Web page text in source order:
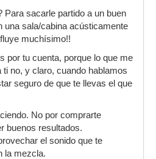
cosas. Y yo creo que,
unos 600-700€ al
quedarte con la opción
calidad/precio (VTB
el dinero para el salto
que recomendais si quieres
es decir tarjeta, previo,
( para vocal solo ) saludos
Para sacarle partido a un buen
una sala/cabina acústicamente
muchísimo!!
por tu cuenta, porque lo que me
no, y claro, cuando hablamos
seguro de que te llevas el que
No por comprarte
buenos resultados.
el sonido que te
la mezcla.